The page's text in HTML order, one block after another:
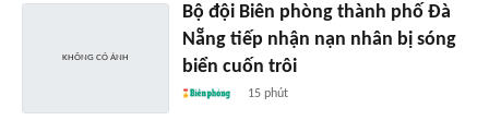
Bộ đội Biên phòng thành phố Đà
Nẵng tiếp nhận nạn nhân bị sóng
biển cuốn trôi
15 phút